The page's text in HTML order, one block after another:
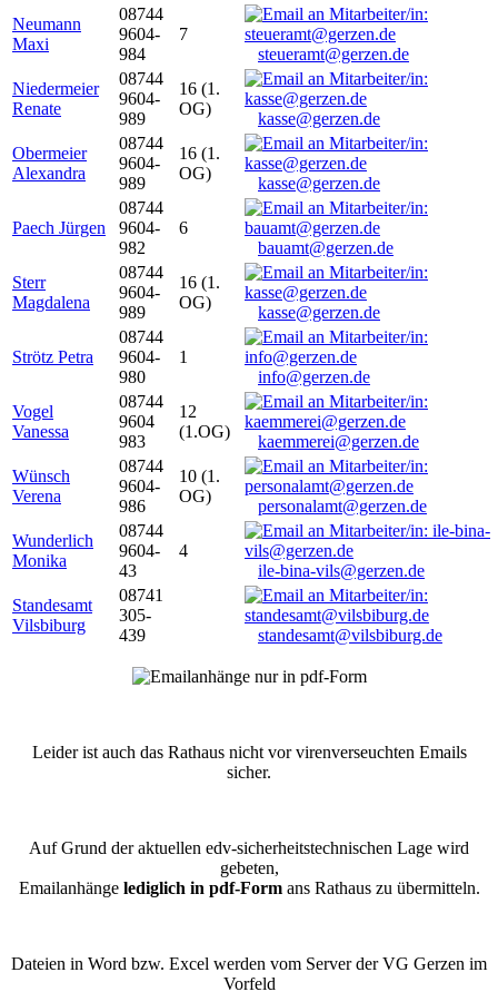
Neumann
Maxi
08744
9604-
984
7
steueramt@gerzen.de
Niedermeier
Renate
08744
9604-
989
16 (1.
OG)
kasse@gerzen.de
Obermeier
Alexandra
08744
9604-
989
16 (1.
OG)
kasse@gerzen.de
Paech Jürgen
08744
9604-
982
6
bauamt@gerzen.de
Sterr
Magdalena
08744
9604-
989
16 (1.
OG)
kasse@gerzen.de
Strötz Petra
08744
9604-
980
1
info@gerzen.de
Vogel
Vanessa
08744
9604
983
12
(1.OG)
kaemmerei@gerzen.de
Wünsch
Verena
08744
9604-
986
10 (1.
OG)
personalamt@gerzen.de
Wunderlich
Monika
08744
9604-
43
4
ile-bina-vils@gerzen.de
Standesamt
Vilsbiburg
08741
305-
439
standesamt@vilsbiburg.de
Leider ist auch das Rathaus nicht vor virenverseuchten Emails
sicher.
Auf Grund der aktuellen edv-sicherheitstechnischen Lage wird
gebeten,
Emailanhänge lediglich in pdf-Formans Rathaus zu übermitteln.
Dateien in Word bzw. Excel werden vom Server der VG Gerzen im
Vorfeld